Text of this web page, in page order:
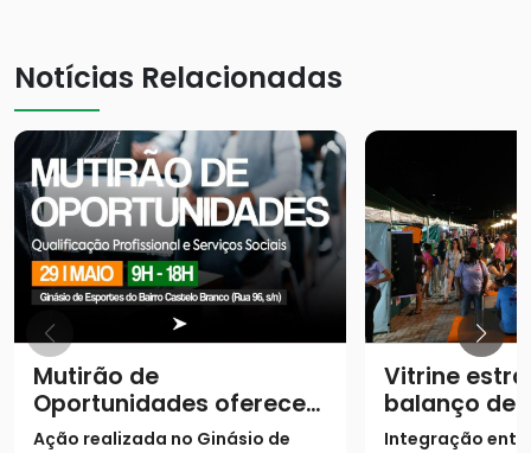
Notícias Relacionadas
Mutirão de
Oportunidades oferece
11 cursos gratuitos e
Ação realizada no Ginásio de
Vitrine
balanço de
converteu
Integração